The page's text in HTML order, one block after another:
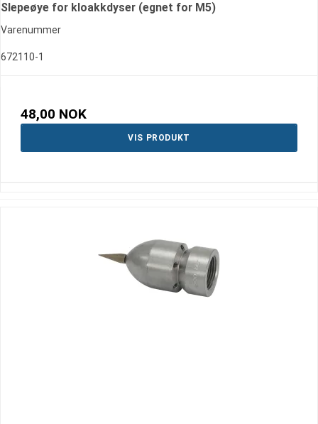
Slepeøye for kloakkdyser (egnet for M5)
Varenummer
672110-1
48,00 NOK
VIS PRODUKT